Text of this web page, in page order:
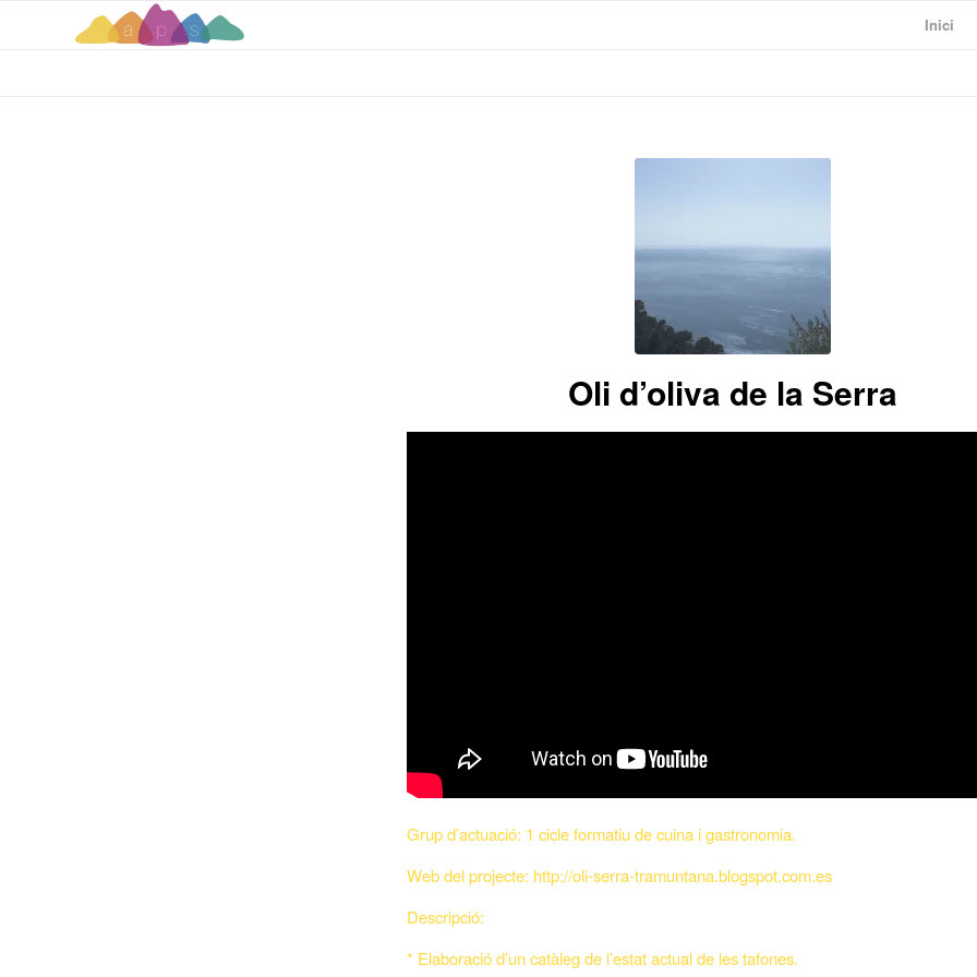
Inici
Oli d’oliva de la Serra
Grup d’actuació: 1 cicle formatiu de cuina i gastronomia.
Web del projecte: http://oli-serra-tramuntana.blogspot.com.es
Descripció:
* Elaboració d’un catàleg de l’estat actual de les tafones.